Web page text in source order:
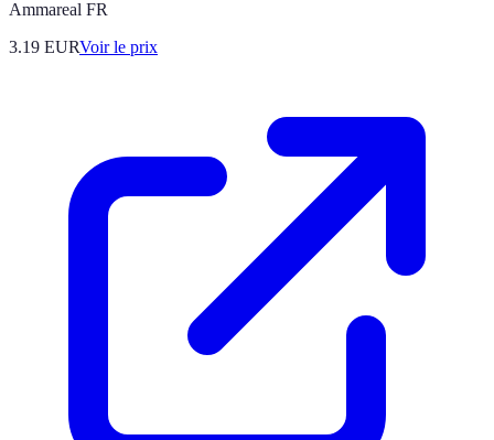
Ammareal FR
3.19 EURVoir le prix